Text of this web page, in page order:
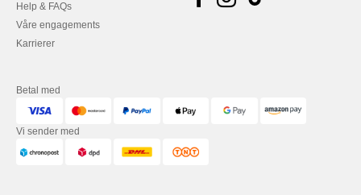
Help & FAQs
Våre engagements
Karrierer
Betal med
Vi sender med